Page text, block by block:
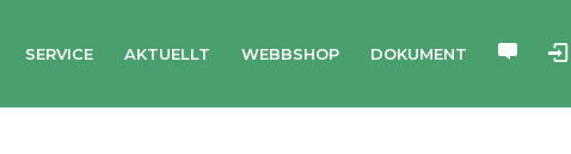
SERVICE AKTUELLT WEBBSHOP DOKUMENT